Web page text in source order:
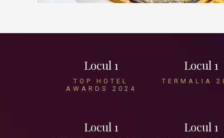
Locul 1
TOP HOTEL
AWARDS 2024
Locul 1
TERMALIA
Locul 1 Locul 1